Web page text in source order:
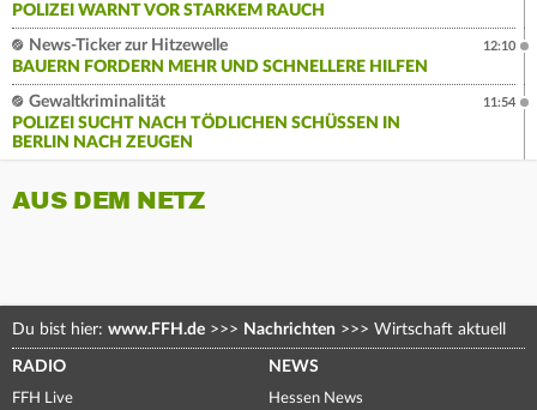
POLIZEI WARNT VOR STARKEM RAUCH
News-Ticker zur Hitzewelle
BAUERN FORDERN MEHR UND SCHNELLERE HILFEN
12:10
Gewaltkriminalität
POLIZEI SUCHT NACH TÖDLICHEN SCHÜSSEN IN
BERLIN NACH ZEUGEN
11:54
AUS DEM NETZ
Du bist hier: www.FFH.de >>> Nachrichten >>> Wirtschaft aktuell
RADIO
FFH Live
NEWS
Hessen News